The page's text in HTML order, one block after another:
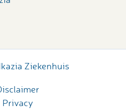
Ziekenhuis
Privacy